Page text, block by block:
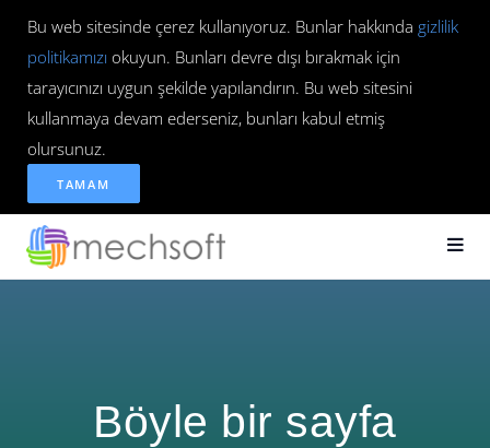
Bu web sitesinde çerez kullanıyoruz. Bunlar hakkında gizlilik
politikamızı okuyun. Bunları devre dışı bırakmak için
tarayıcınızı uygun şekilde yapılandırın. Bu web sitesini
kullanmaya devam ederseniz, bunları kabul etmiş
olursunuz.
TAMAM
Böyle bir sayfa